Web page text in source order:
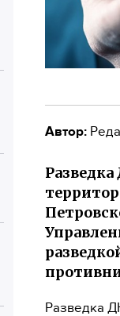
Автор:
Разведка